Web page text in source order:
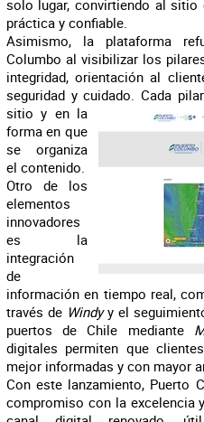
solo lugar, convirtiendo al sitio
práctica y confiable.
Asimismo, la plataforma
Columbo al visibilizar los
integridad, orientación al
seguridad y cuidado. Cada
sitio y en la
forma en que
se organiza
el contenido.
Otro de los
elementos
innovadores
es la
integración
de
información en tiempo real,
través de Windyy el
puertos de Chile mediante
digitales permiten que
mejor informadas y con mayor
Con este lanzamiento, Puerto
compromiso con la excelencia